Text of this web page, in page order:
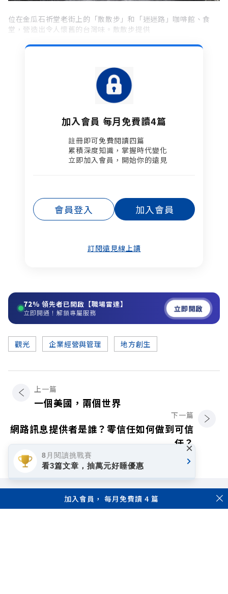
位在金瓜石祈堂老街上的「散散步」和「迷迷路」咖啡館、食
堂，營造出令人懷舊的台灣味。散散步提供
加入會員 每月免費讀4篇
註冊即可免費閱讀四篇​
累積深度知識，掌握時代變化​
立即加入會員，開始你的遠見
會員登入 加入會員
訂閱遠見線上讀
72% 領先者已開啟【職場雷達】
立即開通！解鎖專屬服務 立即開啟
觀光 企業經營與管理 地方創生
上一篇
一個美國，兩個世界
下一篇
網路訊息提供者是誰？零信任如何做到可信
任？
加入會員， 每月免費讀 4 篇
8月閱讀挑戰賽
看3篇文章，抽萬元好睡優惠
×